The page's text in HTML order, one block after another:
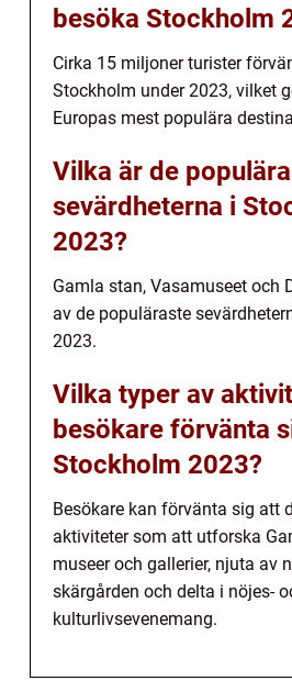
besöka Stockholm
Cirka 15 miljoner turister
Stockholm under 2023, vilket
Europas mest populära
Vilka är de
sevärdheterna i
2023?
Gamla stan, Vasamuseet och
av de populäraste
2023.
Vilka typer av
besökare förvänta
Stockholm 2023?
Besökare kan förvänta sig att
aktiviteter som att utforska
museer och gallerier, njuta av
skärgården och delta i nöjes-
kulturlivsevenemang.